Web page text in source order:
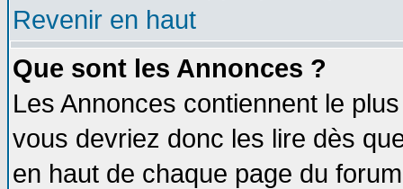
Revenir en haut
Que sont les Annonces ?
Les Annonces contiennent le
vous devriez donc les lire dès
en haut de chaque page du